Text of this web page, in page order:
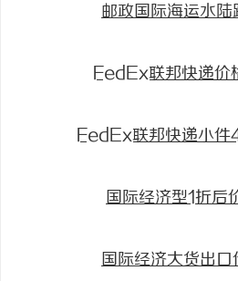
邮政国际海运水陆
FedEx联邦快递价
FedEx联邦快递小件
国际经济型1折后
国际经济大货出口